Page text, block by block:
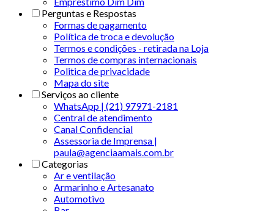
Perguntas e Respostas
Formas de pagamento
Política de troca e devolução
Termos e condições - retirada na Loja
Termos de compras internacionais
Politica de privacidade
Mapa do site
Serviços ao cliente
WhatsApp | (21) 97971-2181
Central de atendimento
Canal Confidencial
Assessoria de Imprensa |
paula@agenciaamais.com.br
Categorias
Ar e ventilação
Armarinho e Artesanato
Automotivo